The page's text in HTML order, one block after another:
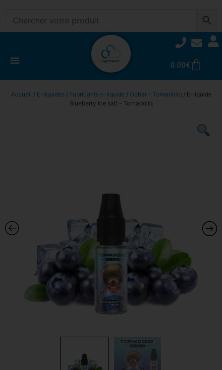
0.00€
Accueil / E-liquides/ Fabricants e-liquide / Gobar - Tornadoliq / E-liquide
Blueberry Ice salt – Tornadoliq